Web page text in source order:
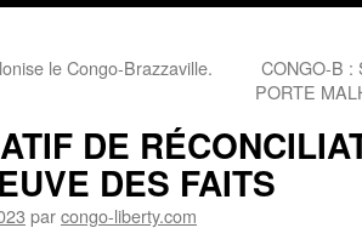
le Congo-Brazzaville.
CONGO-B :
PORTE
DE
DES FAITS
parcongo-liberty.com